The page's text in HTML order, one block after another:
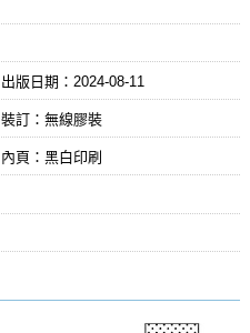
出版日期： 2024-08-11
裝訂：無線膠裝
內頁：黑白印刷